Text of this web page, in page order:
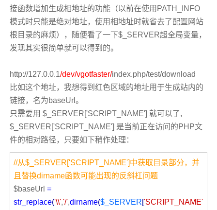
接函数增加生成相地址的功能（以前在使用PATH_INFO
模式时只能是绝对地址，使用相地址时就省去了配置网站
根目录的麻烦），随便看了一下$_SERVER超全局变量，
发现其实很简单就可以得到的。
http://127.0.0.1/dev/vgotfaster/index.php/test/download
比如这个地址，我想得到红色区域的地址用于生成站内的
链接，名为baseUrl。
只需要用 $_SERVER['SCRIPT_NAME'] 就可以了,
$_SERVER['SCRIPT_NAME'] 是当前正在访问的PHP文
件的相对路径，只要如下稍作处理：
//从$_SERVER['SCRIPT_NAME']中获取目录部分，并
且替换dirname函数可能出现的反斜杠问题
$baseUrl =
str_replace('\\','/',dirname($_SERVER['SCRIPT_NAME'